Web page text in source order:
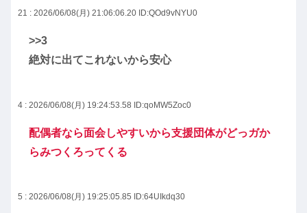
21 : 2026/06/08(月) 21:06:06.20 ID:QOd9vNYU0
>>3
絶対に出てこれないから安心
4 : 2026/06/08(月) 19:24:53.58 ID:qoMW5Zoc0
配偶者なら面会しやすいから支援団体がどっガか
らみつくろってくる
5 : 2026/06/08(月) 19:25:05.85 ID:64UIkdq30